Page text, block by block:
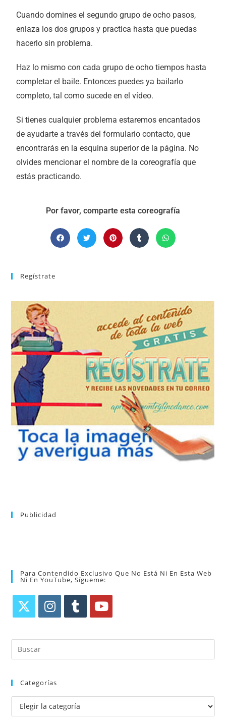
Cuando domines el segundo grupo de ocho pasos,
enlaza los dos grupos y practica hasta que puedas
hacerlo sin problema.
Haz lo mismo con cada grupo de ocho tiempos hasta
completar el baile. Entonces puedes ya bailarlo
completo, tal como sucede en el vídeo.
Si tienes cualquier problema estaremos encantados
de ayudarte a través del formulario contacto, que
encontrarás en la esquina superior de la página. No
olvides mencionar el nombre de la coreografía que
estás practicando.
Por favor, comparte esta coreografía
Regístrate
Tras registrarte tendrás acceso completo a la web. Puedes
consultar el directorio alfabético de vídeos tutoriales y
aprender la coreografía que más te apetezca. Recibirás en tu
correo la newsletter con las novedades tanto en el blog, como
de nuevos bailes. En cualquier momento puedes dar de baja
tu suscripción a la newsletter sin dejar de estar registrado.
REGÍSTRATE
Publicidad
Para Contendido Exclusivo Que No Está Ni En Esta Web
Ni En YouTube, Sígueme:
Categorías